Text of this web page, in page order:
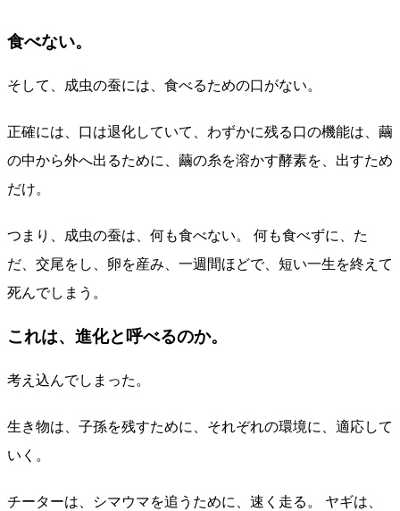
食べない。
そして、成虫の蚕には、食べるための口がない。
正確には、口は退化していて、わずかに残る口の機能は、繭
の中から外へ出るために、繭の糸を溶かす酵素を、出すため
だけ。
つまり、成虫の蚕は、何も食べない。 何も食べずに、た
だ、交尾をし、卵を産み、一週間ほどで、短い一生を終えて
死んでしまう。
これは、進化と呼べるのか。
考え込んでしまった。
生き物は、子孫を残すために、それぞれの環境に、適応して
いく。
チーターは、シマウマを追うために、速く走る。 ヤギは、